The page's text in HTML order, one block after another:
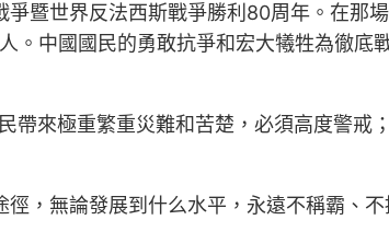
暨世界反法西斯戰爭勝利80周年。在那
。中國國民的勇敢抗爭和宏大犧牲為徹
帶來極重繁重災難和苦楚，必須高度警
，無論發展到什么水平，永遠不稱霸、